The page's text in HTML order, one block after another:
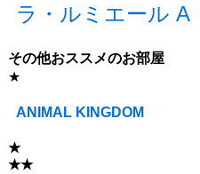
ラ・ルミエール A
その他おススメのお部屋
★
ANIMAL KINGDOM
★
★★